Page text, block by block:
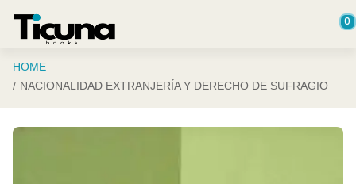
0
HOME
NACIONALIDAD EXTRANJERÍA Y DERECHO DE SUFRAGIO